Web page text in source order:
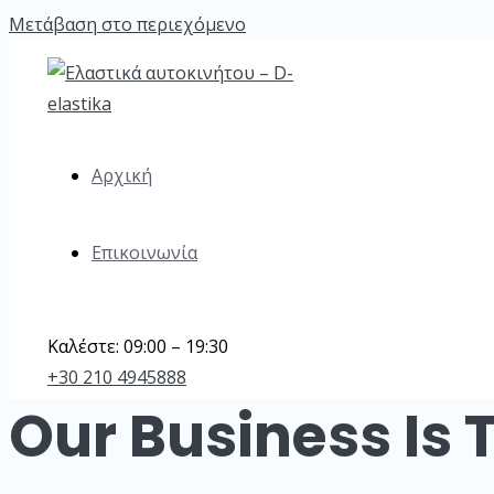
Μετάβαση στο περιεχόμενο
Αρχική
Επικοινωνία
Καλέστε: 09:00 – 19:30
+30 210 4945888
Our Business Is